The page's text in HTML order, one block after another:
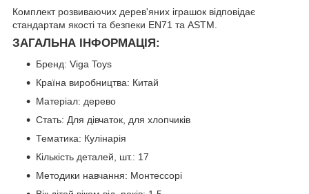
Комплект розвиваючих дерев'яних іграшок відповідає
стандартам якості та безпеки EN71 та ASTM.
ЗАГАЛЬНА ІНФОРМАЦІЯ:
Бренд: Viga Toys
Країна виробництва: Китай
Матеріал: дерево
Стать: Для дівчаток, для хлопчиків
Тематика: Кулінарія
Кількість деталей, шт.: 17
Методики навчання: Монтессорі